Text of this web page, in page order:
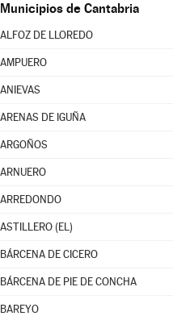
Municipios de Cantabria
ALFOZ DE LLOREDO
AMPUERO
ANIEVAS
ARENAS DE IGUÑA
ARGOÑOS
ARNUERO
ARREDONDO
ASTILLERO (EL)
BÁRCENA DE CICERO
BÁRCENA DE PIE DE CONCHA
BAREYO